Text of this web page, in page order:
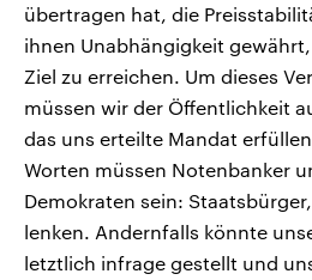
übertragen hat, die
ihnen Unabhängigkeit
Ziel zu erreichen. Um dieses
müssen wir der Öffentlichkeit
das uns erteilte Mandat
Worten müssen Notenbanker
Demokraten sein:
lenken. Andernfalls könnte
letztlich infrage gestellt und